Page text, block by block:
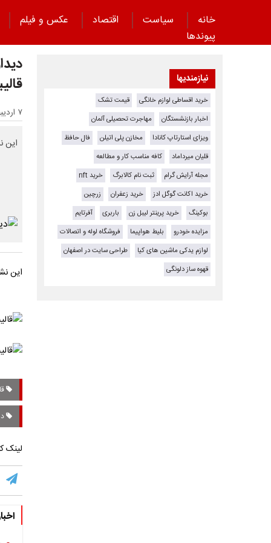
خانه سیاست اقتصاد عکس و فیلم
پیوند‌ها
۷ اردیبهشت ۱۴۰۴ - ۲۰:۵۶
این
این
لینک
نیازمندیها
خرید اقساطی لوازم خانگی
قیمت تشک
اخبار بازنشستگان
مهاجرت تحصیلی آلمان
ویزای استارتاپ کانادا
مخازن پلی اتیلن
فال حافظ
قلیان میرداماد
کافه مناسب کار و مطالعه
مجله آرایش گرام
ثبت نام کالابرگ
خرید nft
خرید اکانت گوگل ادز
خرید زعفران
زرچین
بوکینگ
خرید پرینتر لیبل زن باربری
آفرتایم
مزایده خودرو
بلیط هواپیما
فروشگاه لوله و اتصالات
لوازم یدکی ماشین های کیا
طراحی سایت در اصفهان
قهوه ساز دلونگی